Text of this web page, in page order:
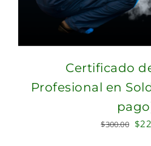
Certificado
Profesional en
$300.00 $